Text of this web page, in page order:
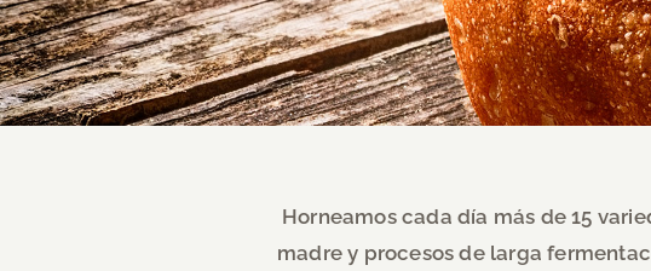
Horneamos cada día más de 15
madre y procesos de larga